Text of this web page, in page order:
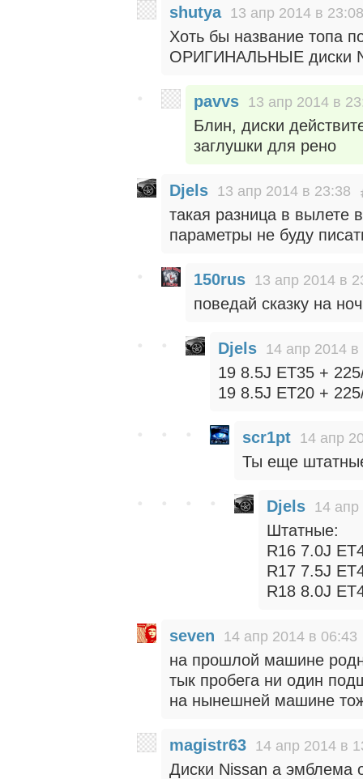
shutya 13 апр 2014 в 23:08
Хоть бы название топа
ОРИГИНАЛЬНЫЕ диски
pavvs 13 апр 2014 в
Блин, диски
заглушки для рено
Djels 13 апр 2014 в 23:38
такая разница в вылете
параметры не буду
150rus 13 апр 2014 в
поведай сказку на
Djels 14 апр 2014 в
19 8.5J ET35 +
19 8.5J ET20 +
scr1pt 14 апр
Ты еще
Djels 14
Штатные:
R16 7.0J
R17 7.5J
R18 8.0J
seven 14 апр 2014 в 06:43
на прошлой машине
тык пробега ни один
на нынешней машине
magistr63 14 апр 2014 в
Диски Nissan а эмблема